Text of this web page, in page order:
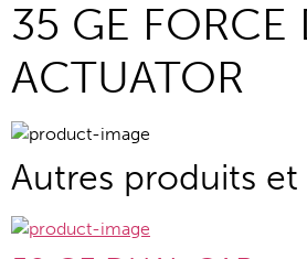
35 GE FORCE
ACTUATOR
Autres produits et